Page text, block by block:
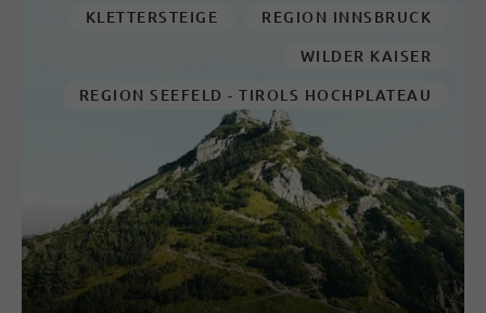
KLETTERSTEIGE
REGION INNSBRUCK
WILDER KAISER
REGION SEEFELD - TIROLS HOCHPLATEAU